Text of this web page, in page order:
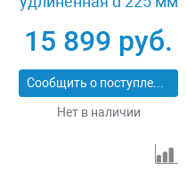
800
15 899 руб.
Сообщить о поступлении
Нет в наличии